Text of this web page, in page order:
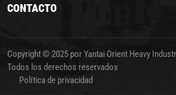
CONTACTO
Copyright © 2025 por Yantai Orient Heavy
Todos los derechos reservados
Política de privacidad